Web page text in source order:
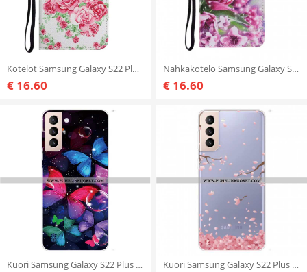
Kotelot Samsung Galaxy S22 Plus 5G Liberty Royal -kukkia
€ 16.60
Nahkakotelo Samsung Galaxy S22 Plus 5G Perhosia Ja Tulppaanit
€ 16.60
Kuori Samsung Galaxy S22 Plus 5G Joustavat Perhoset Kuori Samsung Galaxy S22 Plus 5G Kukkivat Oksat